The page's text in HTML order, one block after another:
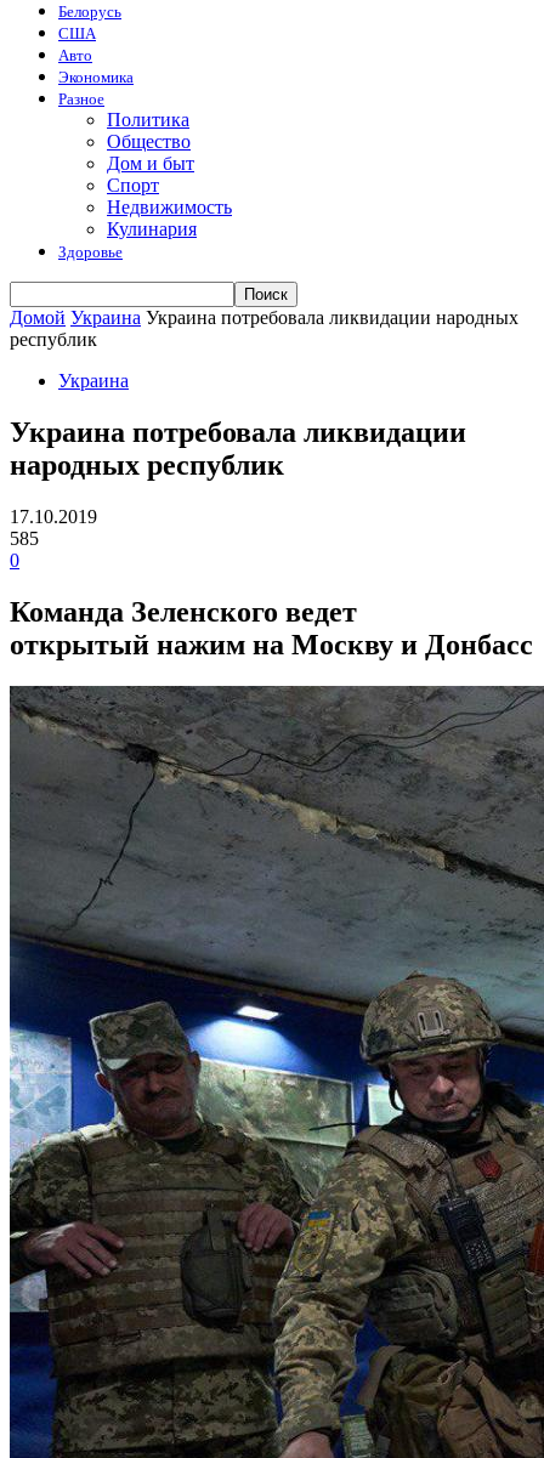
Белорусь
США
Авто
Экономика
Разное
Политика
Общество
Дом и быт
Спорт
Недвижимость
Кулинария
Здоровье
Домой Украина Украина потребовала ликвидации народных
республик
Украина
Украина потребовала ликвидации
народных республик
17.10.2019
585
0
Команда Зеленского ведет
открытый нажим на Москву и Донбасс